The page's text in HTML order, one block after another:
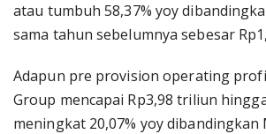
atau tumbuh 58,37% yoy
sama tahun sebelumnya sebesar
Adapun pre provision operating
Group mencapai Rp3,98 triliun
meningkat 20,07% yoy dibandingkan